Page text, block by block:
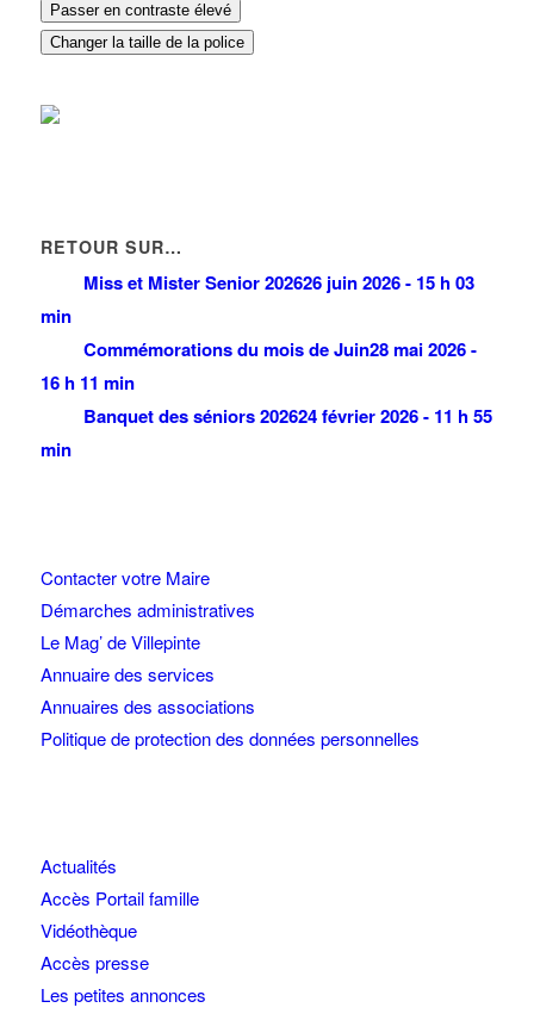
Passer en contraste élevé
Changer la taille de la police
RETOUR SUR…
Miss et Mister Senior 202626 juin 2026 - 15 h 03
min
Commémorations du mois de Juin28 mai 2026 -
16 h 11 min
Banquet des séniors 202624 février 2026 - 11 h 55
min
Contacter votre Maire
Démarches administratives
Le Mag’ de Villepinte
Annuaire des services
Annuaires des associations
Politique de protection des données personnelles
Actualités
Accès Portail famille
Vidéothèque
Accès presse
Les petites annonces